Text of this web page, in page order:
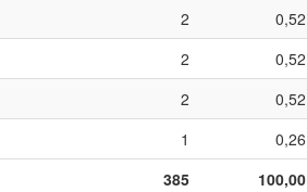
2
0,52
2
0,52
2
0,52
1
0,26
385
100,00